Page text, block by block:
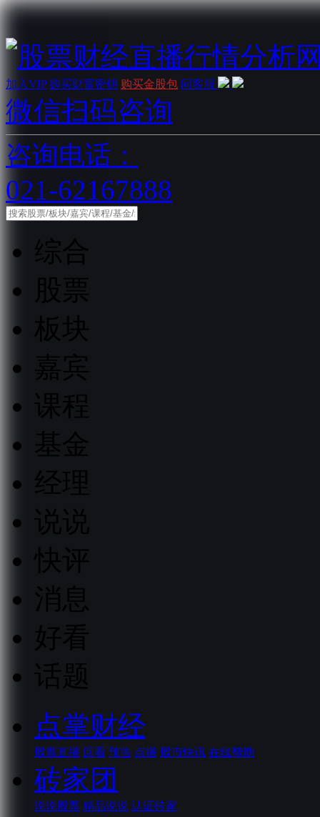
加入VIP 购买财富密钥 购买金股包 问客服
微信扫码咨询
咨询电话：
021-62167888
综合
股票
板块
嘉宾
课程
基金
经理
说说
快评
消息
好看
话题
点掌财经
股票直播 回看 预告 点播 股市快讯 在线帮助
砖家团
说说股票 精品说说 认证砖家